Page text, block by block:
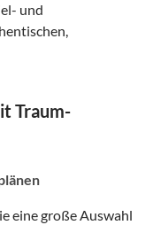
und
Traum-
eine große Auswahl